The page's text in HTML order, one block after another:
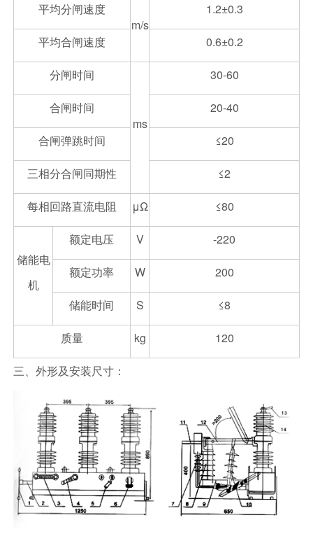
平均分闸速度
m/s
1.2±0.3
平均合闸速度 0.6±0.2
分闸时间
ms
30-60
合闸时间 20-40
合闸弹跳时间 ≤20
三相分合闸同期性 ≤2
每相回路直流电阻 μΩ ≤80
储能电
机
额定电压 V -220
额定功率 W 200
储能时间 S ≤8
质量 kg 120
三、外形及安装尺寸：